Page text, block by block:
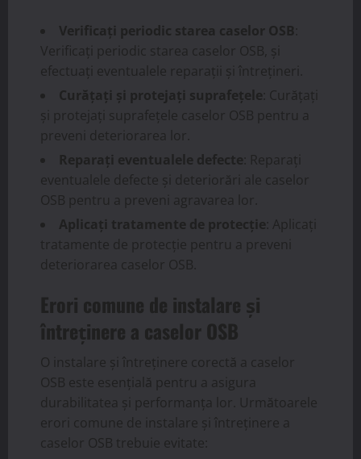
Verificați periodic starea caselor OSB
Verificați periodic starea caselor OSB, și
efectuați eventualele reparații și întrețineri.
Curățați și protejați suprafețele : Curățați
și protejați suprafețele caselor OSB pentru a
preveni deteriorarea lor.
Reparați eventualele defecte : Reparați
eventualele defecte și deteriorări ale caselor
OSB pentru a preveni agravarea lor.
Aplicați tratamente de protecție : Aplicați
tratamente de protecție pentru a preveni
deteriorarea caselor OSB.
Erori comune de instalare și
întreținere a caselor OSB
O instalare și întreținere corectă a caselor
OSB este esențială pentru a asigura
durabilitatea și performanța lor. Următoarele
erori comune de instalare și întreținere a
caselor OSB trebuie evitate: